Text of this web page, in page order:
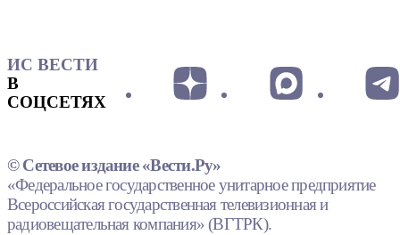
ИС ВЕСТИ
В
СОЦСЕТЯХ
© Сетевое издание «Вести.Ру»
«Федеральное государственное унитарное предприятие
Всероссийская государственная телевизионная и
радиовещательная компания» (ВГТРК).